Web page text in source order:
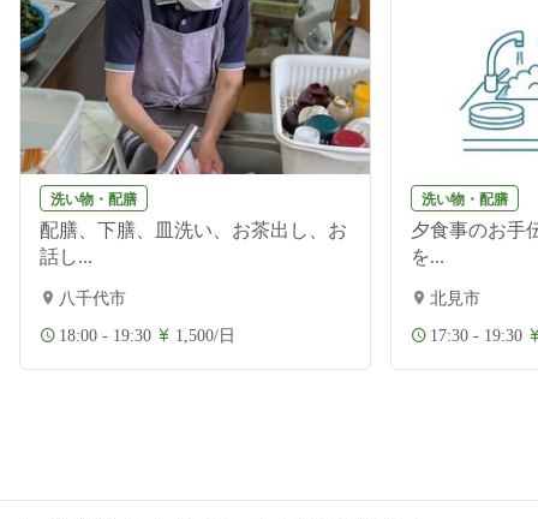
洗い物・配膳
配膳、下膳、皿洗い、お茶出し、お
話し...
八千代市
18:00 - 19:30 1,500/日
洗い物・配膳
夕食事のお手
を...
北見市
17:30 - 19:30